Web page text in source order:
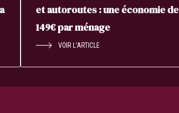
et autoroutes : une économie de
149€ par ménage
VOIR L’ARTICLE